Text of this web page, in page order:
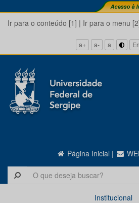
Ir para o conteúdo [1] | Ir para o menu
a+ a- a
Página Inicial |
Institucional